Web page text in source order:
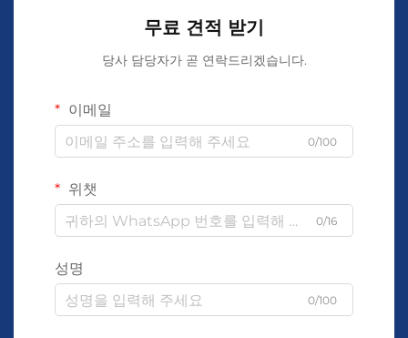
무료 견적 받기
당사 담당자가 곧 연락드리겠습니다.
이메일
0/100
위챗
0/16
성명
0/100